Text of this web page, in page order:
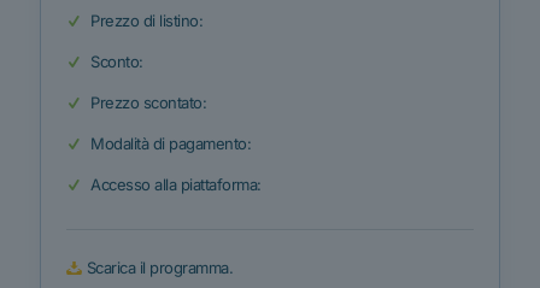
Prezzo di listino:
Sconto:
Prezzo scontato:
Modalità di pagamento:
Accesso alla piattaforma:
Scarica il programma.